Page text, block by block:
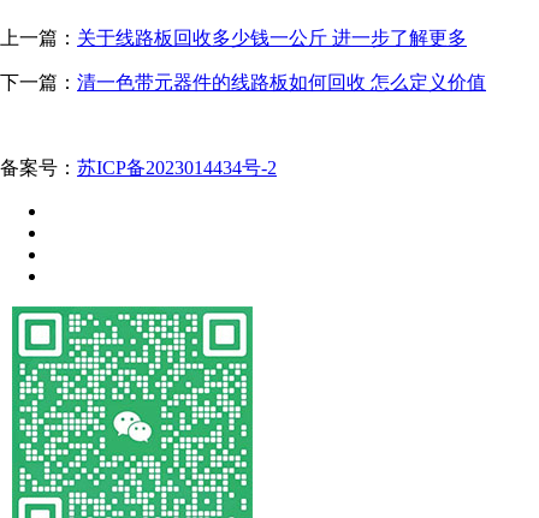
上一篇： 关于线路板回收多少钱一公斤 进一步了解更多
下一篇： 清一色带元器件的线路板如何回收 怎么定义价值
备案号： 苏ICP备2023014434号-2